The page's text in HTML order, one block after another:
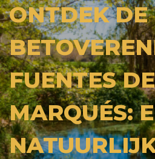
ONTDEK DE
FUENTES
MARQUÉS: